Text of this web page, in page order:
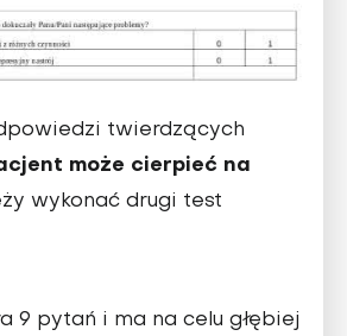
twierdzących
może cierpieć na
wykonać drugi test
9 pytań i ma na celu głębiej